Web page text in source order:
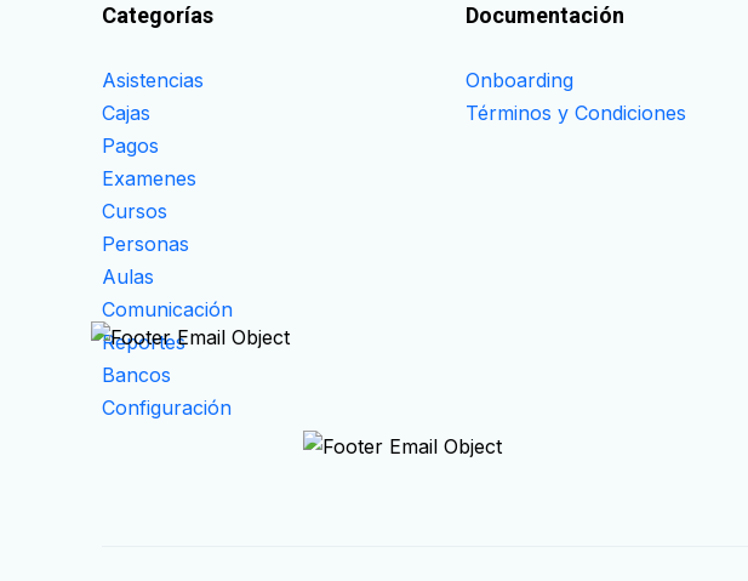
Categorías
Asistencias
Cajas
Pagos
Examenes
Cursos
Personas
Aulas
Comunicación
Reportes
Bancos
Configuración
Documentación
Onboarding
Términos y Condiciones